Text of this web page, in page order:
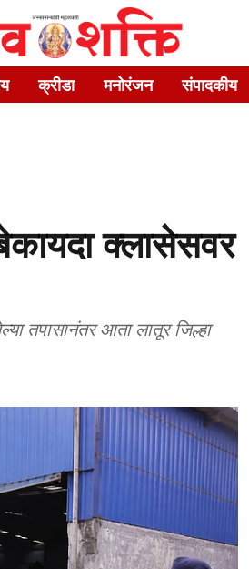
क्रीडा मनोरंजन संपादकीय
क्लासेसवर
तपासानंतर आता लातूर जिल्हा